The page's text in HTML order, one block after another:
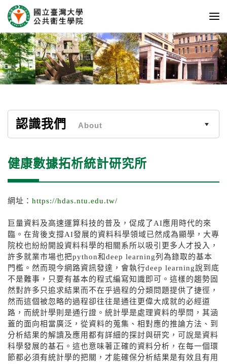
認識我們 About
健康數據拓析統計研究所
網址： https://hdas.ntu.edu.tw/
巨量資料及高速運算科技的普及，促成了AI應用時代的來
臨。在背後支撐AI發展的資料科學領域已然成為顯學，大專
院校也紛紛開設資料科學的相關系所以吸引更多人才投入，
許多就業市場也把python和deep learning列為錄取的基本
門檻。然而現今網路資訊發達，會執行deep learning說到底
不是難事，只要有基本的程式編寫知識即可。這樣的趨勢固
然對許多只追求結果而不在乎過程的分類問題提供了捷徑，
然而這個被忽略的過程卻往往是通往更偉大成就的必經道
路，而統計學則是通行證。統計學是處理資料的學問，其涵
蓋的面向相當廣泛，從資料的蒐集、相對應的推論方法、到
分析結果的解讀及應用都有詳細的探討與研究，可說是資料
科學發展的基石。這也意味著正確的資料分析，在每一個環
節都必須有統計學的把關，才能確保分析結果是有效且有用